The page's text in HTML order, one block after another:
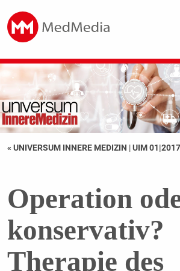
« UNIVERSUM INNERE MEDIZIN |UIM 01|2017
Operation
konservativ?
Therapie des